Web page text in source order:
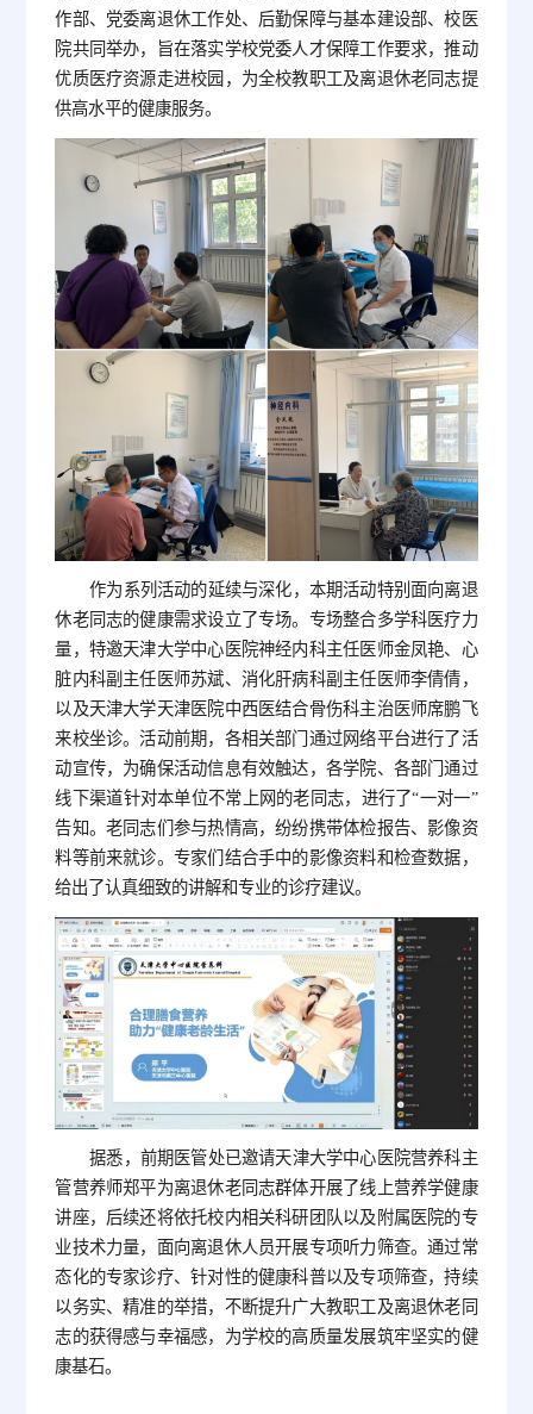
作部、党委离退休工作处、后勤保障与基本建设部、校医
院共同举办，旨在落实学校党委人才保障工作要求，推动
优质医疗资源走进校园，为全校教职工及离退休老同志提
供高水平的健康服务。
作为系列活动的延续与深化，本期活动特别面向离退
休老同志的健康需求设立了专场。专场整合多学科医疗力
量，特邀天津大学中心医院神经内科主任医师金凤艳、心
脏内科副主任医师苏斌、消化肝病科副主任医师李倩倩，
以及天津大学天津医院中西医结合骨伤科主治医师席鹏飞
来校坐诊。活动前期，各相关部门通过网络平台进行了活
动宣传，为确保活动信息有效触达，各学院、各部门通过
线下渠道针对本单位不常上网的老同志，进行了“一对一”
告知。老同志们参与热情高，纷纷携带体检报告、影像资
料等前来就诊。专家们结合手中的影像资料和检查数据，
给出了认真细致的讲解和专业的诊疗建议。
据悉，前期医管处已邀请天津大学中心医院营养科主
管营养师郑平为离退休老同志群体开展了线上营养学健康
讲座，后续还将依托校内相关科研团队以及附属医院的专
业技术力量，面向离退休人员开展专项听力筛查。通过常
态化的专家诊疗、针对性的健康科普以及专项筛查，持续
以务实、精准的举措，不断提升广大教职工及离退休老同
志的获得感与幸福感，为学校的高质量发展筑牢坚实的健
康基石。